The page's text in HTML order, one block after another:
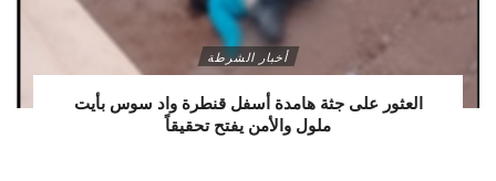
أخبار الشرطة
العثور على جثة هامدة أسفل قنطرة واد سوس بأيت
ملول والأمن يفتح تحقيقاً